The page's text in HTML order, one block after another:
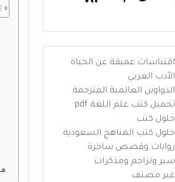
اقتباسات عميقة عن الحياة
الأدب العربي
الدواوين العالمية المترجمة
تحميل كتب علم اللغة pdf
حلول كتب
حلول كتب المناهج السعودية
روايات وقصص ساخرة
سير وتراجم ومذكرات
غير مصنف